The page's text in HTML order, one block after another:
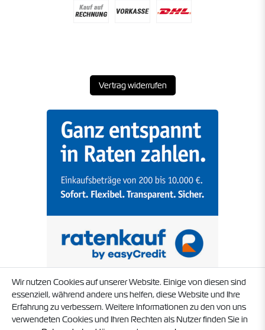
Vertrag widerrufen
Wir nutzen Cookies auf unserer Website. Einige von diesen sind
essenziell, während andere uns helfen, diese Website und Ihre
Erfahrung zu verbessern. Weitere Informationen zu den von uns
verwendeten Cookies und Ihren Rechten als Nutzer finden Sie in